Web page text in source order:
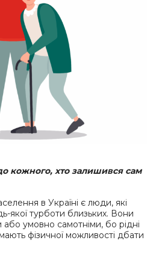
кожного, хто залишився сам
в Україні є люди, які
якої турботи близьких. Вони
умовно самотніми, бо рідні
фізичної можливості дбати